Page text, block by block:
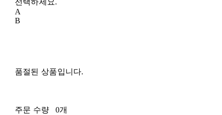
선택하세요.
A
B
품절된 상품입니다.
주문 수량
0개